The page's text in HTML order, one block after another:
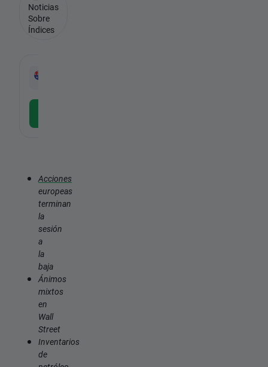
Acciones
europeas
terminan
la
sesión
a
la
baja
Ánimos
mixtos
en
Wall
Street
Inventarios
de
Noticias
Sobre
Índices